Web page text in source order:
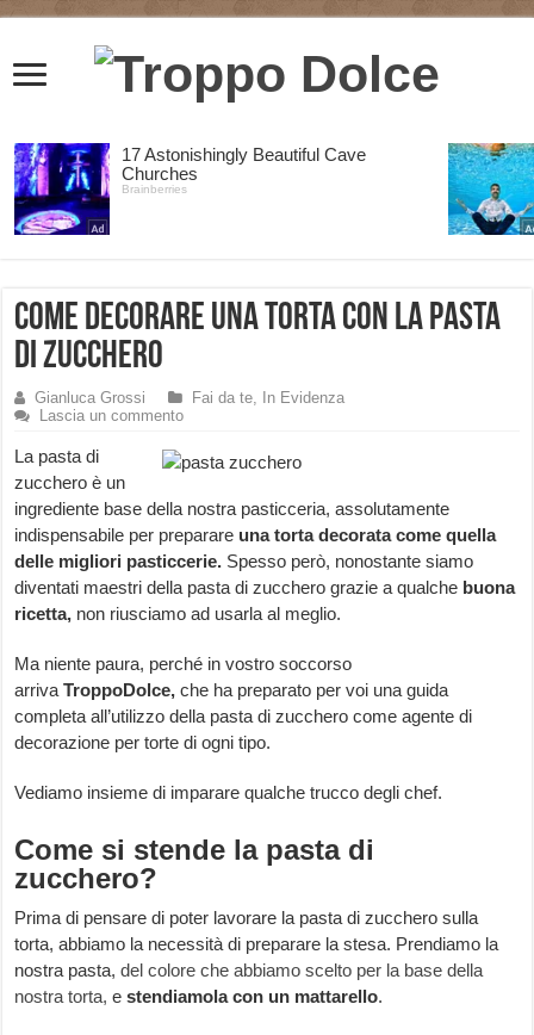
Come decorare una Torta con la Pasta
di Zucchero
Gianluca Grossi Fai da te,
In Evidenza
Lascia un commento
La pasta di
zucchero è un
ingrediente base della nostra pasticceria, assolutamente
indispensabile per preparare una torta decorata come quella
delle migliori pasticcerie. Spesso però, nonostante siamo
diventati maestri della pasta di zucchero grazie a qualche buona
ricetta, non riusciamo ad usarla al meglio.
Ma niente paura, perché in vostro soccorso
arrivaTroppoDolce,che ha preparato per voi una guida
completa all’utilizzo della pasta di zucchero come agente di
decorazione per torte di ogni tipo.
Vediamo insieme di imparare qualche trucco degli chef.
Come si stende la pasta di
zucchero?
Prima di pensare di poter lavorare la pasta di zucchero sulla
torta, abbiamo la necessità di preparare la stesa. Prendiamo la
nostra pasta,del colore che abbiamo scelto per la base della
nostra torta, estendiamola con un mattarello.